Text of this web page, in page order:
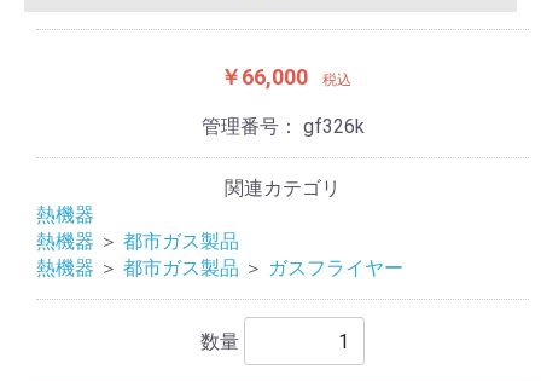
￥66,000 税込
管理番号： gf326k
関連カテゴリ
熱機器
熱機器 ＞ 都市ガス製品
熱機器 ＞ 都市ガス製品 ＞ ガスフライヤー
数量